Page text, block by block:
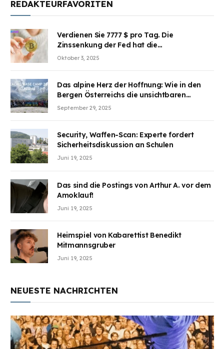
REDAKTEURFAVORITEN
Verdienen Sie 7777 $ pro Tag. Die
Zinssenkung der Fed hat die
Aufmerksamkeit des Marktes erregt.
Oktober 3, 2025
Das alpine Herz der Hoffnung: Wie in den
Bergen Österreichs die unsichtbaren
Wunden des Kriegesheilen
September 29, 2025
Security, Waffen-Scan: Experte fordert
Sicherheitsdiskussion an Schulen
Juni 19, 2025
Das sind die Postings von Arthur A. vor dem
Amoklauf!
Juni 19, 2025
Heimspiel von Kabarettist Benedikt
Mitmannsgruber
Juni 19, 2025
NEUESTE NACHRICHTEN